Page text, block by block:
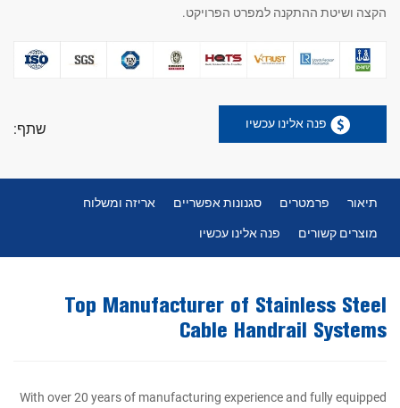
הקצה ושיטת ההתקנה למפרט הפרויקט.
פנה אלינו עכשיו שתף:
תיאור פרמטרים סגנונות אפשריים
אריזה ומשלוח
מוצרים קשורים
פנה אלינו עכשיו
Top Manufacturer of Stainless Steel
Cable Handrail Systems
With over 20 years of manufacturing experience and fully equipped